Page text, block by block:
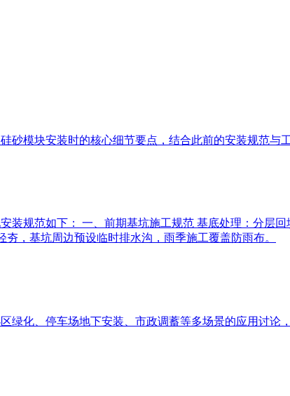
砂模块安装时的核心细节要点，结合此前的安装规范与
装规范如下： 一、前期基坑施工规范 基底处理‌：分层
，基坑周边预设临时排水沟，雨季施工覆盖防雨布。
绿化、停车场地下安装、市政调蓄等多场景的应用讨论